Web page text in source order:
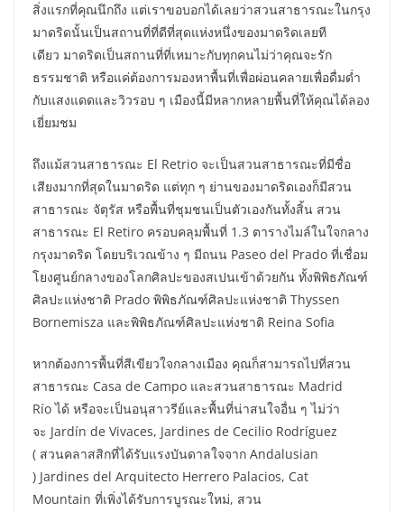
สิ่งแรกที่คุณนึกถึง แต่เราขอบอกได้เลยว่าสวนสาธารณะในกรุง
มาดริดนั้นเป็นสถานที่ที่ดีที่สุดแห่งหนึ่งของมาดริดเลยที
เดียว มาดริดเป็นสถานที่ที่เหมาะกับทุกคนไม่ว่าคุณจะรัก
ธรรมชาติ หรือแค่ต้องการมองหาพื้นที่เพื่อผ่อนคลายเพื่อดื่มด่ำ
กับแสงแดดและวิวรอบ ๆ เมืองนี้มีหลากหลายพื้นที่ให้คุณได้ลอง
เยี่ยมชม
ถึงแม้สวนสาธารณะ El Retrio จะเป็นสวนสาธารณะที่มีชื่อ
เสียงมากที่สุดในมาดริด แต่ทุก ๆ ย่านของมาดริดเองก็มีสวน
สาธารณะ จัตุรัส หรือพื้นที่ชุมชนเป็นตัวเองกันทั้งสิ้น สวน
สาธารณะ El Retiro ครอบคลุมพื้นที่ 1.3 ตารางไมล์ในใจกลาง
กรุงมาดริด โดยบริเวณข้าง ๆ มีถนน Paseo del Prado ที่เชื่อม
โยงศูนย์กลางของโลกศิลปะของสเปนเข้าด้วยกัน ทั้งพิพิธภัณฑ์
ศิลปะแห่งชาติ Prado พิพิธภัณฑ์ศิลปะแห่งชาติ Thyssen
Bornemisza และพิพิธภัณฑ์ศิลปะแห่งชาติ Reina Sofia
หากต้องการพื้นที่สีเขียวใจกลางเมือง คุณก็สามารถไปที่สวน
สาธารณะ Casa de Campo และสวนสาธารณะ Madrid
Río ได้ หรือจะเป็นอนุสาวรีย์และพื้นที่น่าสนใจอื่น ๆ ไม่ว่า
จะ Jardín de Vivaces, Jardines de Cecilio Rodríguez
( สวนคลาสสิกที่ได้รับแรงบันดาลใจจาก Andalusian
) Jardines del Arquitecto Herrero Palacios, Cat
Mountain ที่เพิ่งได้รับการบูรณะใหม่, สวน